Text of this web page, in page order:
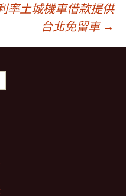
率土城機車借款提供
台北免留車 →